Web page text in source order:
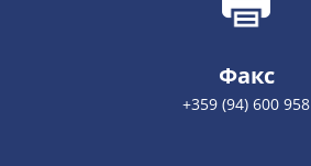
Факс
+359 (94) 600 958